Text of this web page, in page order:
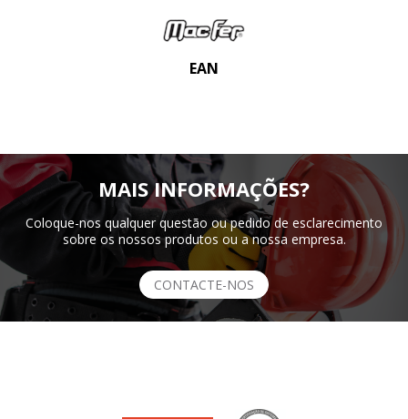
EAN
MAIS INFORMAÇÕES?
Coloque-nos qualquer questão ou pedido de esclarecimento
sobre os nossos produtos ou a nossa empresa.
CONTACTE-NOS